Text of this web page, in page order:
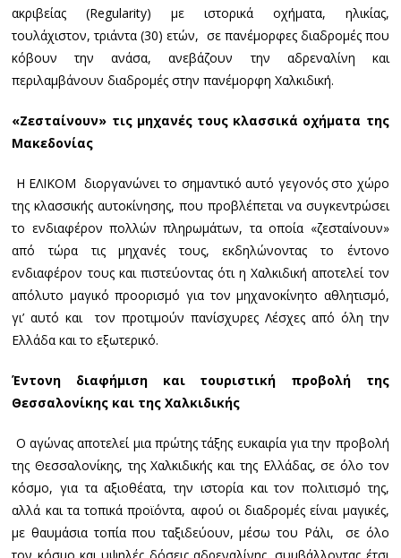
ακριβείας (Regularity) με ιστορικά οχήματα, ηλικίας,
τουλάχιστον, τριάντα (30) ετών, σε πανέμορφες διαδρομές που
κόβουν την ανάσα, ανεβάζουν την αδρεναλίνη και
περιλαμβάνουν διαδρομές στην πανέμορφη Χαλκιδική.
«Ζεσταίνουν» τις μηχανές τους κλασσικά οχήματα της
Μακεδονίας
Η ΕΛΙΚΟΜ διοργανώνει το σημαντικό αυτό γεγονός στο χώρο
της κλασσικής αυτοκίνησης, που προβλέπεται να συγκεντρώσει
το ενδιαφέρον πολλών πληρωμάτων, τα οποία «ζεσταίνουν»
από τώρα τις μηχανές τους, εκδηλώνοντας το έντονο
ενδιαφέρον τους και πιστεύοντας ότι η Χαλκιδική αποτελεί τον
απόλυτο μαγικό προορισμό για τον μηχανοκίνητο αθλητισμό,
γι’ αυτό και τον προτιμούν πανίσχυρες Λέσχες από όλη την
Ελλάδα και το εξωτερικό.
Έντονη διαφήμιση και τουριστική προβολή της
Θεσσαλονίκης και της Χαλκιδικής
Ο αγώνας αποτελεί μια πρώτης τάξης ευκαιρία για την προβολή
της Θεσσαλονίκης, της Χαλκιδικής και της Ελλάδας, σε όλο τον
κόσμο, για τα αξιοθέατα, την ιστορία και τον πολιτισμό της,
αλλά και τα τοπικά προϊόντα, αφού οι διαδρομές είναι μαγικές,
με θαυμάσια τοπία που ταξιδεύουν, μέσω του Ράλι, σε όλο
τον κόσμο και υψηλές δόσεις αδρεναλίνης, συμβάλλοντας έτσι